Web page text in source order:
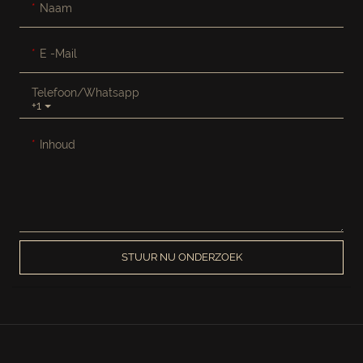
Naam
E -mail
+1
Telefoon/whatsapp
Inhoud
STUUR NU ONDERZOEK